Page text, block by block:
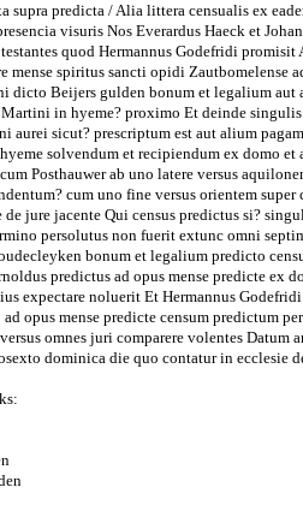
supra predicta / Alia littera censualis ex
visuris Nos Everardus Haeck et
quod Hermannus Godefridi
mense spiritus sancti opidi Zautbomelense
dicto Beijers gulden bonum et legalium aut
in hyeme? proximo Et deinde
aurei sicut? prescriptum est aut alium
solvendum et recipiendum ex domo et
Posthauwer ab uno latere versus
cum uno fine versus orientem
de jure jacente Qui census predictus si?
persolutus non fuerit extunc omni
bonum et legalium predicto
predictus ad opus mense predicte ex
expectare noluerit Et Hermannus
opus mense predicte censum predictum
omnes juri comparere volentes
dominica die quo contatur in ecclesie